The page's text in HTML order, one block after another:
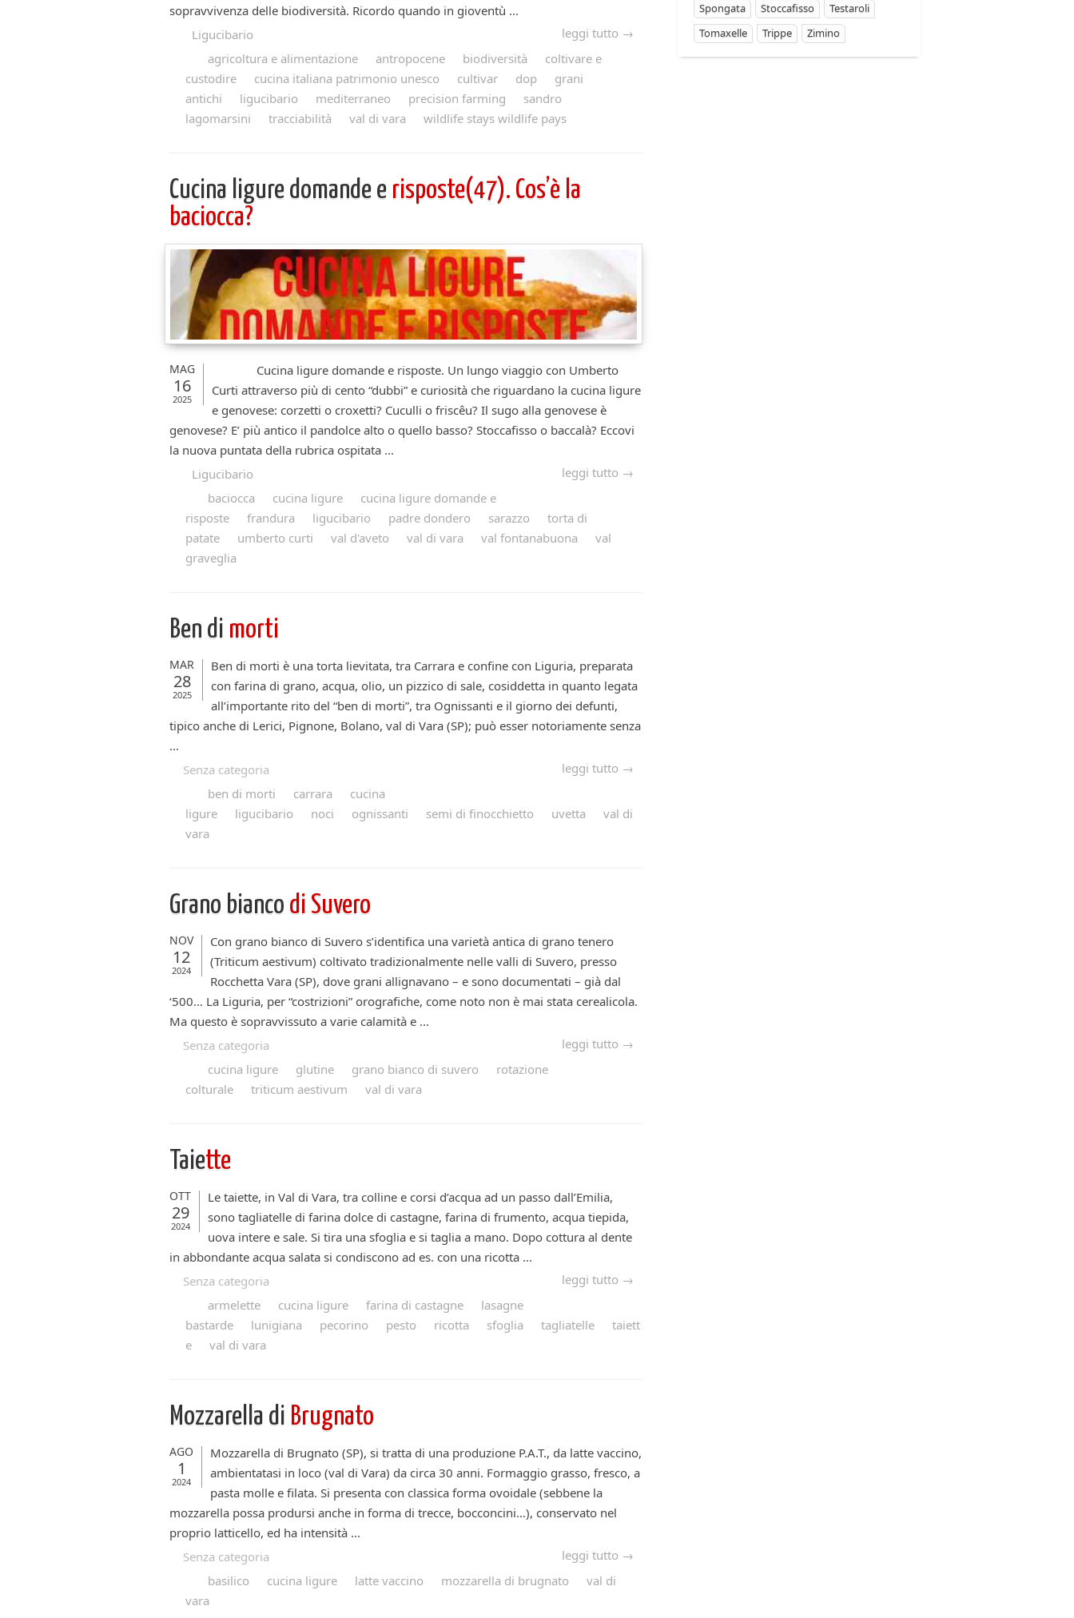
sopravvivenza delle biodiversità. Ricordo quando in gioventù ...
leggi tutto →
Ligucibario
agricoltura e alimentazione
antropocene biodiversità
coltivare e
custodire
cucina italiana patrimonio unesco cultivar dop
grani
antichi
ligucibario mediterraneo precision farming
sandro
lagomarsini
tracciabilità val di vara wildlife stays wildlife pays
Cucina ligure domande e risposte(47). Cos’è la
baciocca?
MAG
16
2025
Cucina ligure domande e risposte. Un lungo viaggio con Umberto
Curti attraverso più di cento “dubbi” e curiosità che riguardano la cucina ligure
e genovese: corzetti o croxetti? Cuculli o friscêu? Il sugo alla genovese è
genovese? E’ più antico il pandolce alto o quello basso? Stoccafisso o baccalà? Eccovi
la nuova puntata della rubrica ospitata ...
leggi tutto →
Ligucibario
baciocca
cucina ligure
cucina ligure domande e
risposte
frandura ligucibario padre dondero sarazzo
torta di
patate
umberto curti val d'aveto val di vara val fontanabuona
val
graveglia
Ben di morti
MAR
28
2025
Ben di morti è una torta lievitata, tra Carrara e confine con Liguria, preparata
con farina di grano, acqua, olio, un pizzico di sale, cosiddetta in quanto legata
all’importante rito del “ben di morti”, tra Ognissanti e il giorno dei defunti,
tipico anche di Lerici, Pignone, Bolano, val di Vara (SP); può esser notoriamente senza
...
leggi tutto →
Senza categoria
ben di morti
carrara
cucina
ligure
ligucibario noci ognissanti semi di finocchietto uvetta
val di
vara
Grano bianco di Suvero
NOV
12
2024
Con grano bianco di Suvero s’identifica una varietà antica di grano tenero
(Triticum aestivum) coltivato tradizionalmente nelle valli di Suvero, presso
Rocchetta Vara (SP), dove grani allignavano – e sono documentati – già dal
‘500… La Liguria, per “costrizioni” orografiche, come noto non è mai stata cerealicola.
Ma questo è sopravvissuto a varie calamità e ...
leggi tutto →
Senza categoria
cucina ligure
glutine grano bianco di suvero
rotazione
colturale
triticum aestivum val di vara
Taiette
OTT
29
2024
Le taiette, in Val di Vara, tra colline e corsi d’acqua ad un passo dall’Emilia,
sono tagliatelle di farina dolce di castagne, farina di frumento, acqua tiepida,
uova intere e sale. Si tira una sfoglia e si taglia a mano. Dopo cottura al dente
in abbondante acqua salata si condiscono ad es. con una ricotta ...
leggi tutto →
Senza categoria
armelette
cucina ligure farina di castagne
lasagne
bastarde
lunigiana pecorino pesto ricotta sfoglia tagliatelle
taiett
e
val di vara
Mozzarella di Brugnato
AGO
1
2024
Mozzarella di Brugnato (SP), si tratta di una produzione P.A.T., da latte vaccino,
ambientatasi in loco (val di Vara) da circa 30 anni. Formaggio grasso, fresco, a
pasta molle e filata. Si presenta con classica forma ovoidale (sebbene la
mozzarella possa prodursi anche in forma di trecce, bocconcini…), conservato nel
proprio latticello, ed ha intensità ...
leggi tutto →
Senza categoria
basilico
cucina ligure latte vaccino mozzarella di brugnato
val di
vara
Spongata
Stoccafisso
Testaroli
Tomaxelle
Trippe Zimino